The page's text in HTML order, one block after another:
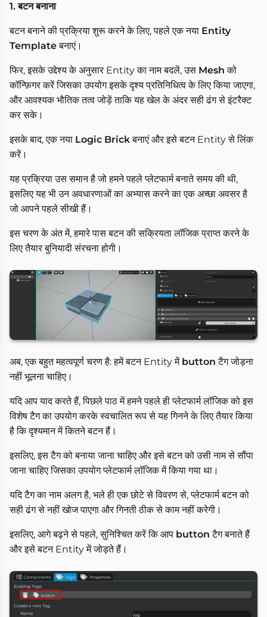
1. बटन बनाना
बटन बनाने की प्रक्रिया शुरू करने के लिए, पहले एक नया Entity
Templateबनाएं।
फिर, इसके उद्देश्य के अनुसार Entity का नाम बदलें, उस Mesh को
कॉन्फ़िगर करें जिसका उपयोग इसके दृश्य प्रतिनिधित्व के लिए किया जाएगा,
और आवश्यक भौतिक तत्व जोड़ें ताकि यह खेल के अंदर सही ढंग से इंटरैक्ट
कर सके।
इसके बाद, एक नया Logic Brickबनाएं और इसे बटन Entity से लिंक
करें।
यह प्रक्रिया उस समान है जो हमने पहले प्लेटफार्म बनाते समय की थी,
इसलिए यह भी उन अवधारणाओं का अभ्यास करने का एक अच्छा अवसर है
जो आपने पहले सीखी हैं।
इस चरण के अंत में, हमारे पास बटन की सक्रियता लॉजिक प्राप्त करने के
लिए तैयार बुनियादी संरचना होगी।
अब, एक बहुत महत्वपूर्ण चरण है: हमें बटन Entity में button टैग जोड़ना
नहीं भूलना चाहिए।
यदि आप याद करते हैं, पिछले पाठ में हमने पहले ही प्लेटफार्म लॉजिक को इस
विशेष टैग का उपयोग करके स्वचालित रूप से यह गिनने के लिए तैयार किया
है कि दृश्यमान में कितने बटन हैं।
इसलिए, इस टैग को बनाया जाना चाहिए और इसे बटन को उसी नाम से सौंपा
जाना चाहिए जिसका उपयोग प्लेटफार्म लॉजिक में किया गया था।
यदि टैग का नाम अलग है, भले ही एक छोटे से विवरण से, प्लेटफार्म बटन को
सही ढंग से नहीं खोज पाएगा और गिनती ठीक से काम नहीं करेगी।
इसलिए, आगे बढ़ने से पहले, सुनिश्चित करें कि आप button टैग बनाते हैं
और इसे बटन Entity में जोड़ते हैं।